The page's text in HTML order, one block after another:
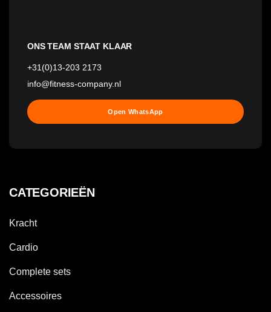
ONS TEAM STAAT KLAAR
+31(0)13-203 2173
info@fitness-company.nl
Open WhatsApp
CATEGORIEËN
Kracht
Cardio
Complete sets
Accessoires